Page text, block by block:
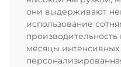
они выдерживают
использование
производительность
месяцы